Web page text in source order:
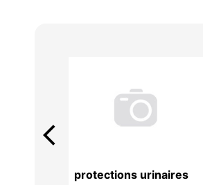
protections urinaires
arrow_back_ios